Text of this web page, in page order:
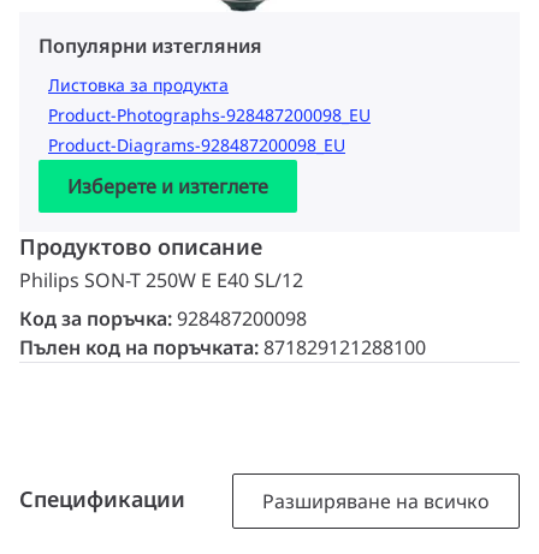
Популярни изтегляния
Листовка за продукта
Product-Photographs-928487200098_EU
Product-Diagrams-928487200098_EU
Изберете и изтеглете
Продуктово описание
Philips SON-T 250W E E40 SL/12
Код за поръчка:928487200098
Пълен код на поръчката:871829121288100
Спецификации Разширяване на всичко